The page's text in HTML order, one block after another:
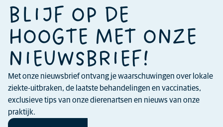
BLIJF OP DE
HOOGTE MET ONZE
NIEUWSBRIEF!
Met onze nieuwsbrief ontvang je waarschuwingen over lokale
ziekte-uitbraken, de laatste behandelingen en vaccinaties,
exclusieve tips van onze dierenartsen en nieuws van onze
praktijk.